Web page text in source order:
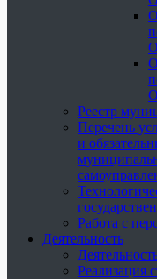
Реестр
Перечень
и
Работа с
Деятельность
Реализация